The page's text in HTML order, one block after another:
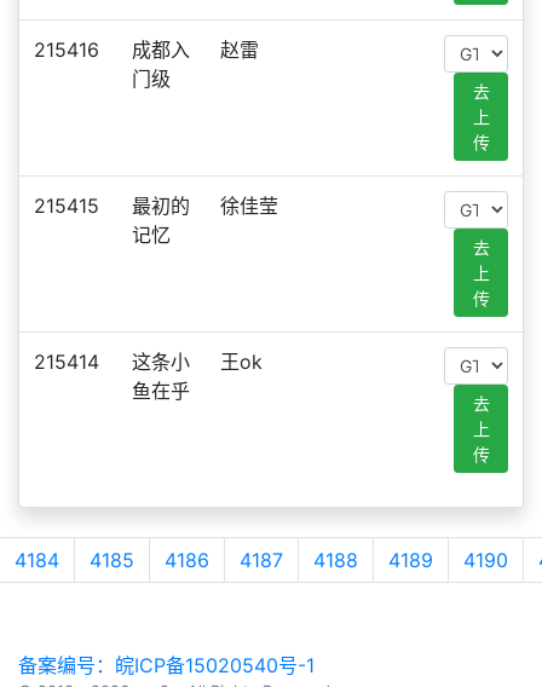
215416
成都入
门级
赵雷
去
上
传
215415
最初的
记忆
徐佳莹
去
上
传
215414
这条小
鱼在乎
王ok
去
上
传
4184 4185 4186 4187 4188 4189 4190
备案编号：皖ICP备15020540号-1